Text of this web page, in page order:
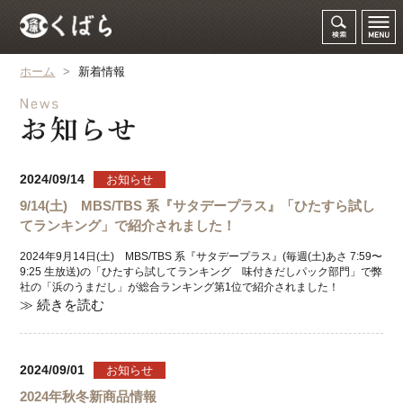
ホーム > 新着情報
2024/09/14 お知らせ
9/14(土) MBS/TBS 系『サタデープラス』「ひたすら試し
てランキング」で紹介されました！
2024年9月14日(土) MBS/TBS 系『サタデープラス』(毎週(土)あさ 7:59〜
9:25 生放送)の「ひたすら試してランキング 味付きだしパック部門」で弊
社の「浜のうまだし」が総合ランキング第1位で紹介されました！
≫ 続きを読む
2024/09/01 お知らせ
2024年秋冬新商品情報